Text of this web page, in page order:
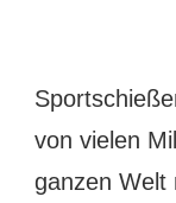
von vielen
ganzen Welt